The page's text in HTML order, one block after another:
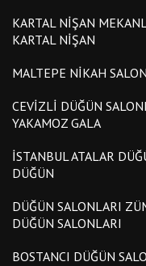
KARTAL NIŞAN
KARTAL NIŞAN
MALTEPE NIKAH
CEVIZLI DÜĞÜN
YAKAMOZ GALA
İSTANBUL ATALAR
DÜĞÜN
DÜĞÜN SALONLARI
DÜĞÜN SALONLARI
BOSTANCI DÜĞÜN